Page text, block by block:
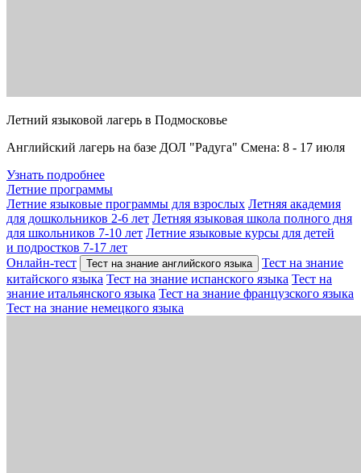
Летний языковой лагерь в Подмосковье
Английский лагерь на базе ДОЛ "Радуга" Смена: 8 - 17 июля
Узнать подробнее
Летние программы
Летние языковые программы для взрослых Летняя академия
для дошкольников 2-6 лет Летняя языковая школа полного дня
для школьников 7-10 лет Летние языковые курсы для детей
и подростков 7-17 лет
Онлайн-тест
Тест на знание английского языка
Тест на знание
китайского языка Тест на знание испанского языка Тест на
знание итальянского языка Тест на знание французского языка
Тест на знание немецкого языка